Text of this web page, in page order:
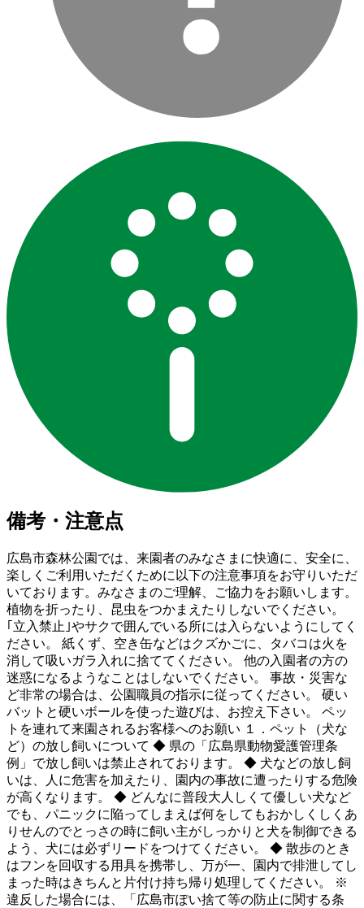
備考・注意点
広島市森林公園では、来園者のみなさまに快適に、安全に、
楽しくご利用いただくために以下の注意事項をお守りいただ
いております。みなさまのご理解、ご協力をお願いします。
植物を折ったり、昆虫をつかまえたりしないでください。
｢立入禁止｣やサクで囲んでいる所には入らないようにしてく
ださい。 紙くず、空き缶などはクズかごに、タバコは火を
消して吸いガラ入れに捨ててください。 他の入園者の方の
迷惑になるようなことはしないでください。 事故・災害な
ど非常の場合は、公園職員の指示に従ってください。 硬い
バットと硬いボールを使った遊びは、お控え下さい。 ペッ
トを連れて来園されるお客様へのお願い １．ペット（犬な
ど）の放し飼いについて ◆ 県の「広島県動物愛護管理条
例」で放し飼いは禁止されております。 ◆ 犬などの放し飼
いは、人に危害を加えたり、園内の事故に遭ったりする危険
が高くなります。 ◆ どんなに普段大人しくて優しい犬など
でも、パニックに陥ってしまえば何をしてもおかしくしくあ
りせんのでとっさの時に飼い主がしっかりと犬を制御できる
よう、犬には必ずリードをつけてください。 ◆ 散歩のとき
はフンを回収する用具を携帯し、万が一、園内で排泄してし
まった時はきちんと片付け持ち帰り処理してください。 ※
違反した場合には、「広島市ぽい捨て等の防止に関する条